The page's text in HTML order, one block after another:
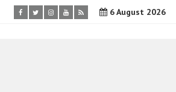
6 August 2026